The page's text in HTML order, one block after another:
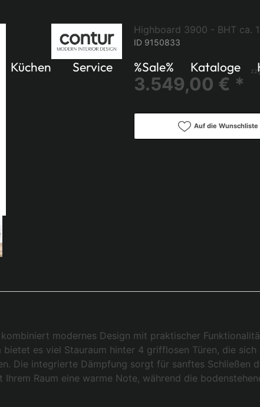
Küchen Service %Sale% Kataloge
Highboard 3900 - BHT ca.
ID 9150833
3.549,00 € *
Auf die Wunschliste
modernes Design mit praktischer
es viel Stauraum hinter 4 grifflosen Türen, die
Die integrierte Dämpfung sorgt für sanftes Schließen
Raum eine warme Note, während die